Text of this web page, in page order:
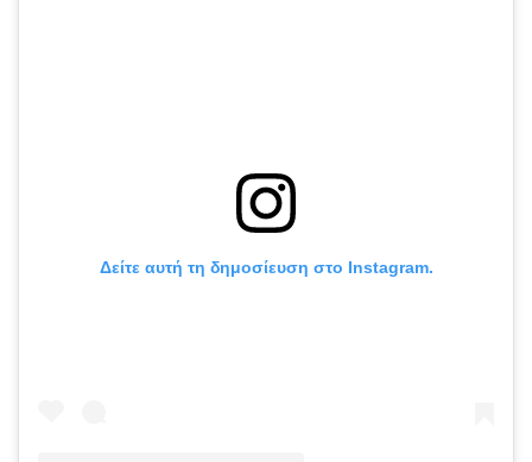
Δείτε αυτή τη δημοσίευση στο Instagram.